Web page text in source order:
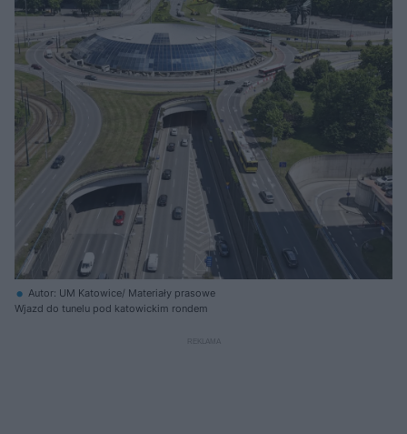
Autor: UM Katowice/ Materiały prasowe
Wjazd do tunelu pod katowickim rondem